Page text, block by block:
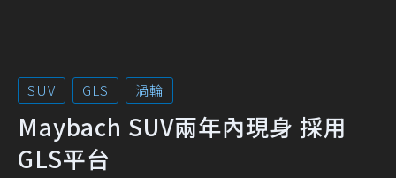
SUV GLS 渦輪
Maybach SUV兩年內現身 採用
GLS平台